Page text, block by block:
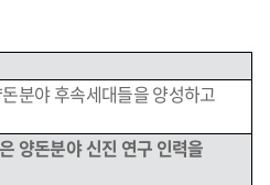
분야 후속세대들을 양성하고
양돈분야 신진 연구 인력을